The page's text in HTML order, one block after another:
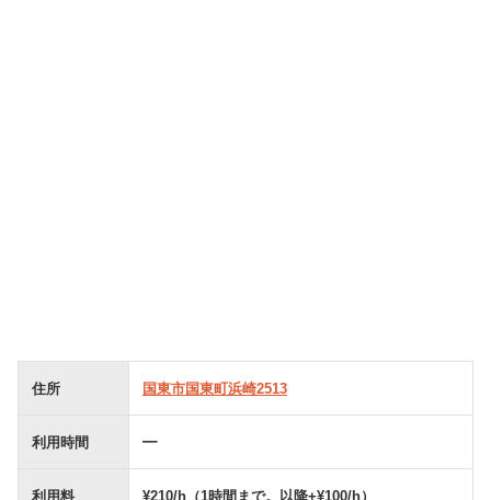
住所 国東市国東町浜崎2513
利用時間 ━
利用料 ¥210/h（1時間まで。以降+¥100/h）